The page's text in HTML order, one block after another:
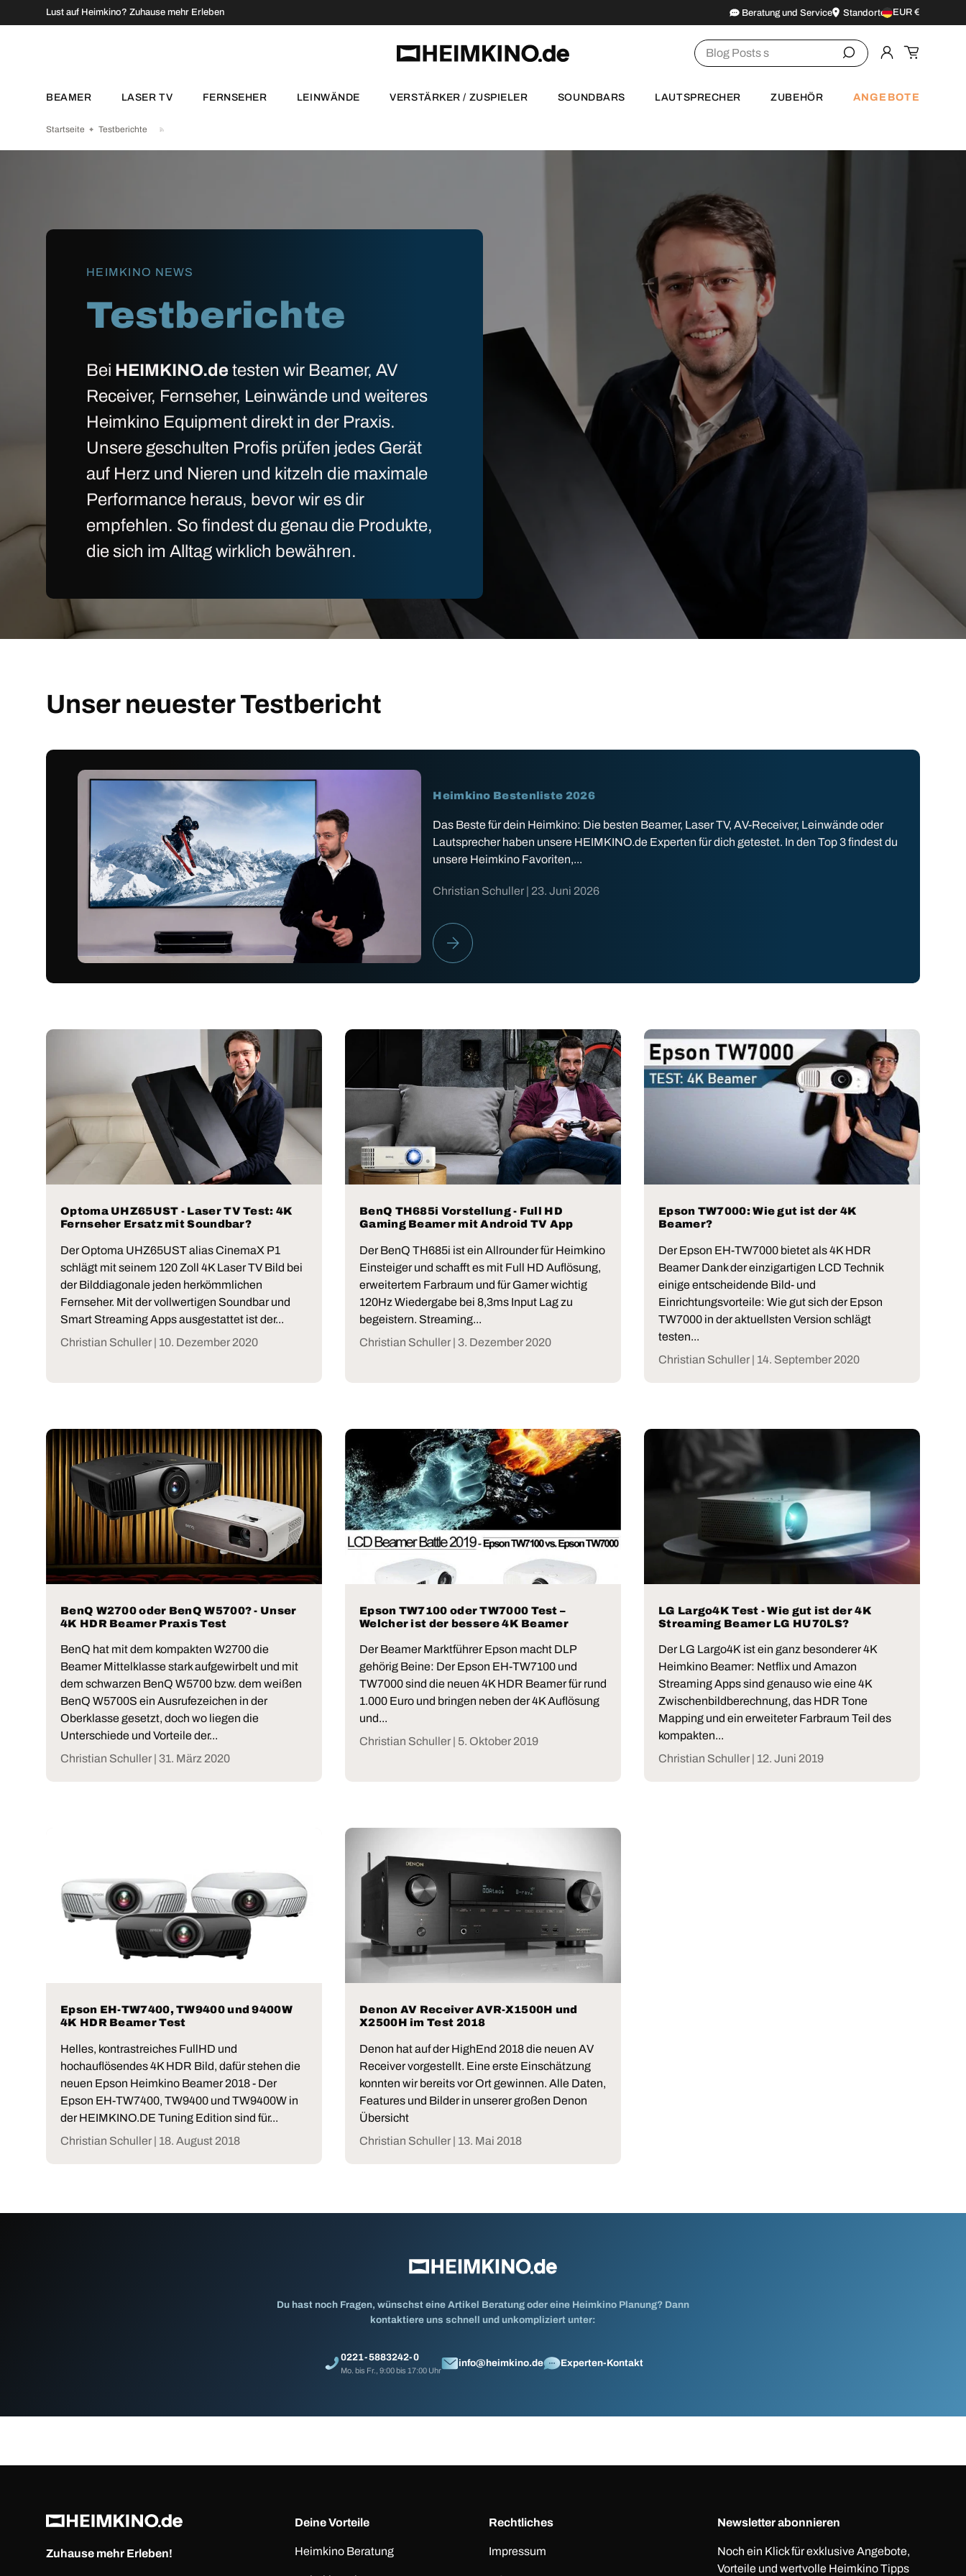
Zum Inhalt springen
Zum Menü springen
Fußzeile springen
Barrierefreiheits-Widget öffnen
DIREKT ZUM INHALT
Lust auf Heimkino? Zuhause mehr Erleben Beratung und Service StandorteLand/Region
EUR €
Suchen
Einloggen
BEAMER LASER TV FERNSEHER LEINWÄNDE VERSTÄRKER / ZUSPIELER SOUNDBARS LAUTSPRECHER ZUBEHÖR ANGEBOTE
Startseite Testberichte
HEIMKINO NEWS
Testberichte
Bei HEIMKINO.de testen wir Beamer, AV
Receiver, Fernseher, Leinwände und weiteres
Heimkino Equipment direkt in der Praxis.
Unsere geschulten Profis prüfen jedes Gerät
auf Herz und Nieren und kitzeln die maximale
Performance heraus, bevor wir es dir
empfehlen. So findest du genau die Produkte,
die sich im Alltag wirklich bewähren.
Unser neuester Testbericht
Heimkino Bestenliste 2026
Das Beste für dein Heimkino: Die besten Beamer, Laser TV, AV-Receiver, Leinwände oder
Lautsprecher haben unsere HEIMKINO.de Experten für dich getestet. In den Top 3 findest du
unsere Heimkino Favoriten,...
Christian Schuller | 23. Juni 2026
HEIMKINO BESTENLISTE 2026
Optoma UHZ65UST - Laser TV Test: 4K
Fernseher Ersatz mit Soundbar?
Der Optoma UHZ65UST alias CinemaX P1
schlägt mit seinem 120 Zoll 4K Laser TV Bild bei
der Bilddiagonale jeden herkömmlichen
Fernseher. Mit der vollwertigen Soundbar und
Smart Streaming Apps ausgestattet ist der...
Christian Schuller | 10. Dezember 2020
BenQ TH685i Vorstellung - Full HD
Gaming Beamer mit Android TV App
Der BenQ TH685i ist ein Allrounder für Heimkino
Einsteiger und schafft es mit Full HD Auflösung,
erweitertem Farbraum und für Gamer wichtig
120Hz Wiedergabe bei 8,3ms Input Lag zu
begeistern. Streaming...
Christian Schuller | 3. Dezember 2020
Epson TW7000: Wie gut ist der 4K
Beamer?
Der Epson EH-TW7000 bietet als 4K HDR
Beamer Dank der einzigartigen LCD Technik
einige entscheidende Bild- und
Einrichtungsvorteile: Wie gut sich der Epson
TW7000 in der aktuellsten Version schlägt
testen...
Christian Schuller | 14. September 2020
BenQ W2700 oder BenQ W5700? - Unser
4K HDR Beamer Praxis Test
BenQ hat mit dem kompakten W2700 die
Beamer Mittelklasse stark aufgewirbelt und mit
dem schwarzen BenQ W5700 bzw. dem weißen
BenQ W5700S ein Ausrufezeichen in der
Oberklasse gesetzt, doch wo liegen die
Unterschiede und Vorteile der...
Christian Schuller | 31. März 2020
Epson TW7100 oder TW7000 Test –
Welcher ist der bessere 4K Beamer
Der Beamer Marktführer Epson macht DLP
gehörig Beine: Der Epson EH-TW7100 und
TW7000 sind die neuen 4K HDR Beamer für rund
1.000 Euro und bringen neben der 4K Auflösung
und...
Christian Schuller | 5. Oktober 2019
LG Largo4K Test - Wie gut ist der 4K
Streaming Beamer LG HU70LS?
Der LG Largo4K ist ein ganz besonderer 4K
Heimkino Beamer: Netflix und Amazon
Streaming Apps sind genauso wie eine 4K
Zwischenbildberechnung, das HDR Tone
Mapping und ein erweiteter Farbraum Teil des
kompakten...
Christian Schuller | 12. Juni 2019
Epson EH-TW7400, TW9400 und 9400W
4K HDR Beamer Test
Helles, kontrastreiches FullHD und
hochauflösendes 4K HDR Bild, dafür stehen die
neuen Epson Heimkino Beamer 2018 - Der
Epson EH-TW7400, TW9400 und TW9400W in
der HEIMKINO.DE Tuning Edition sind für...
Christian Schuller | 18. August 2018
Denon AV Receiver AVR-X1500H und
X2500H im Test 2018
Denon hat auf der HighEnd 2018 die neuen AV
Receiver vorgestellt. Eine erste Einschätzung
konnten wir bereits vor Ort gewinnen. Alle Daten,
Features und Bilder in unserer großen Denon
Übersicht
Christian Schuller | 13. Mai 2018
Du hast noch Fragen, wünschst eine Artikel Beratung oder eine Heimkino Planung? Dann
kontaktiere uns schnell und unkompliziert unter:
0221-5883242-0
Mo. bis Fr., 9:00 bis 17:00 Uhr
info@heimkino.de Experten-Kontakt
Zuhause mehr Erleben!
Deine Vorteile
Heimkino Beratung
Rechtliches
Impressum
Newsletter abonnieren
Noch ein Klick für exklusive Angebote,
Vorteile und wertvolle Heimkino Tipps